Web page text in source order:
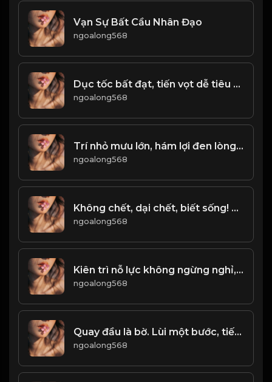
Vạn Sự Bất Cầu Nhân Đạo
ngoalong568
Dục tốc bất đạt, tiến vọt dễ tiêu vong. Kẻ trí nho phong, ung dung không hấp tấp! & Đạo
ngoalong568
Trí nhỏ mưu lớn, hám lợi đen lòng! & Đạo
ngoalong568
Không chết, dại chết, biết sống! Đạo
ngoalong568
Kiên trì nỗ lực không ngừng nghỉ, mới có thể gặt hái thành công! & Đạo
ngoalong568
Quay đầu là bờ. Lùi một bước, tiến ba bước! & Đạo
ngoalong568